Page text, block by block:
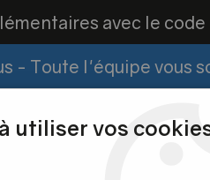
avec le
- Toute l'équipe vous
utiliser vos